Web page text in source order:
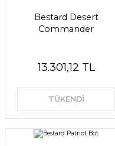
Bestard Desert
Commander
13.301,12 TL
TÜKENDİ